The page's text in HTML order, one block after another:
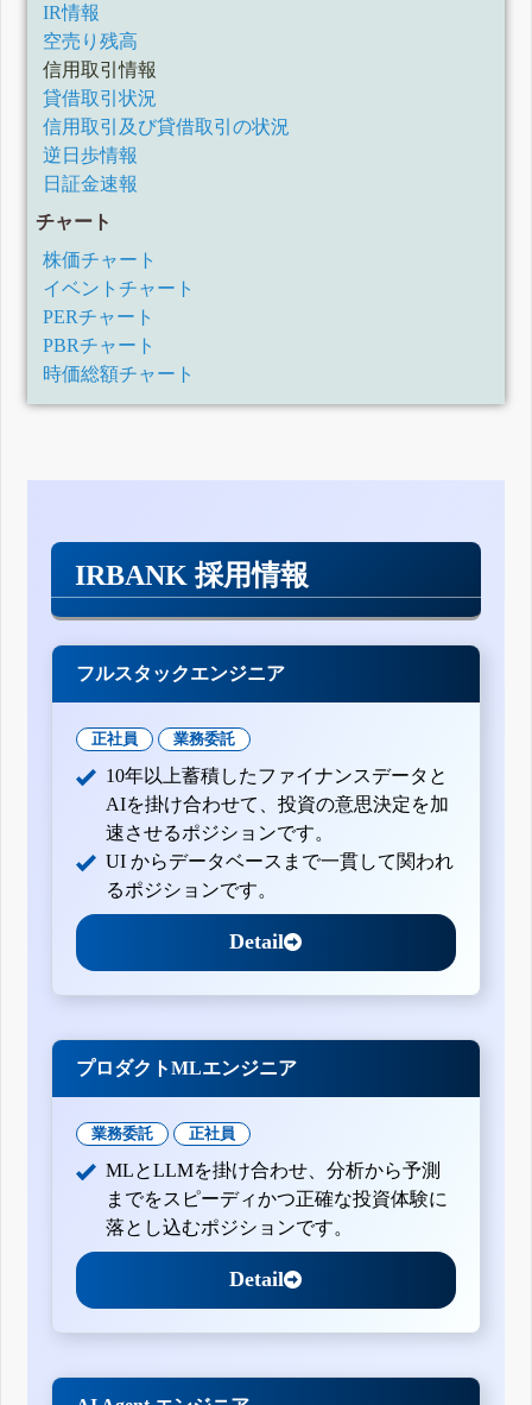
IR情報
空売り残高
信用取引情報
貸借取引状況
信用取引及び貸借取引の状況
逆日歩情報
日証金速報
チャート
株価チャート
イベントチャート
PERチャート
PBRチャート
時価総額チャート
IRBANK 採用情報
フルスタックエンジニア
正社員 業務委託
10年以上蓄積したファイナンスデータと
AIを掛け合わせて、投資の意思決定を加
速させるポジションです。
UI からデータベースまで一貫して関われ
るポジションです。
Detail
プロダクトMLエンジニア
業務委託 正社員
MLとLLMを掛け合わせ、分析から予測
までをスピーディかつ正確な投資体験に
落とし込むポジションです。
Detail